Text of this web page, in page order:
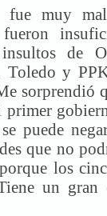
fue muy
fueron
de
Toledo y
sorprendió
primer
puede
que no
los
un